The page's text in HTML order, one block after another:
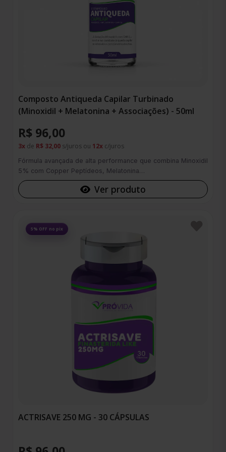
Composto Antiqueda Capilar Turbinado
(Minoxidil + Melatonina + Associações) - 50ml
R$ 96,00
3x de R$ 32,00 s/juros ou 12x c/juros
Fórmula avançada de alta performance que combina Minoxidil
5% com Copper Peptídeos, Melatonina…
Ver produto
5% OFF no pix
Favoritos
ACTRISAVE 250 MG - 30 CÁPSULAS